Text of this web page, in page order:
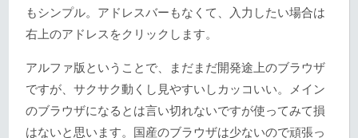
もシンプル。アドレスバーもなくて、入力したい場合は
右上のアドレスをクリックします。
アルファ版ということで、まだまだ開発途上のブラウザ
ですが、サクサク動くし見やすいしカッコいい。メイン
のブラウザになるとは言い切れないですが使ってみて損
はないと思います。国産のブラウザは少ないので頑張っ